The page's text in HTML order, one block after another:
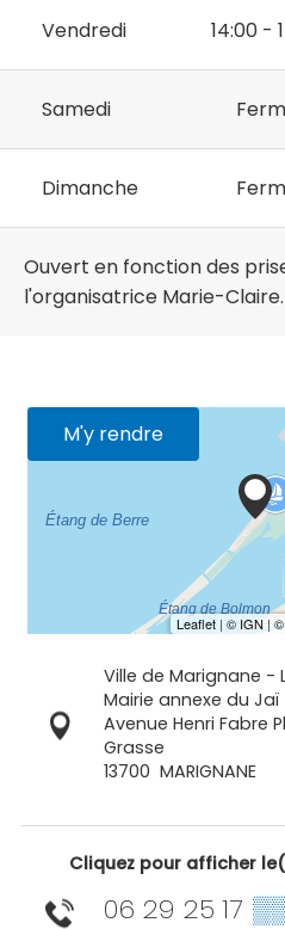
Vendredi 14:00 -
Samedi
Dimanche
Ouvert en fonction des
l'organisatrice Marie-Claire.
M'y rendre
Ville de Marignane -
Mairie annexe du Jaï
Avenue Henri Fabre
Grasse
13700 MARIGNANE
Cliquez pour afficher
06 29 25 17